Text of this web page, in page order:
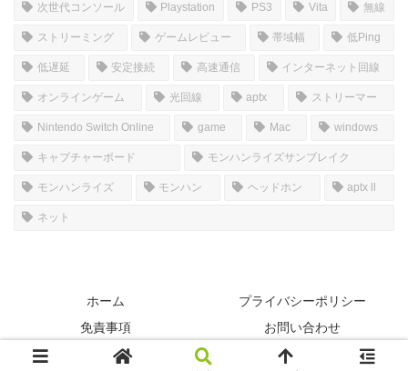
次世代コンソール Playstation PS3 Vita 無線
ストリーミング ゲームレビュー 帯域幅 低Ping
低遅延 安定接続 高速通信 インターネット回線
オンラインゲーム 光回線 aptx ストリーマー
Nintendo Switch Online game Mac windows
キャプチャーボード モンハンライズサンブレイク
モンハンライズ モンハン ヘッドホン aptx ll
ネット
ホーム
プライバシーポリシー
免責事項
お問い合わせ
© 2022-2026 SIMのGAMERooM.